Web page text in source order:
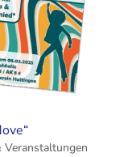
Veranstaltungen